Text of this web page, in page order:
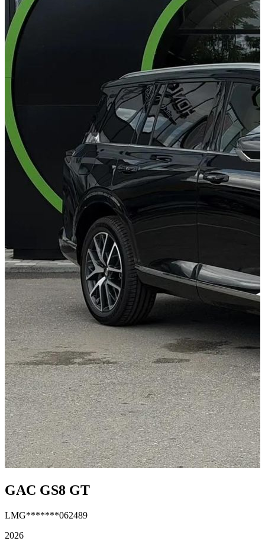
GAC GS8 GT
LMG*******062489
2026